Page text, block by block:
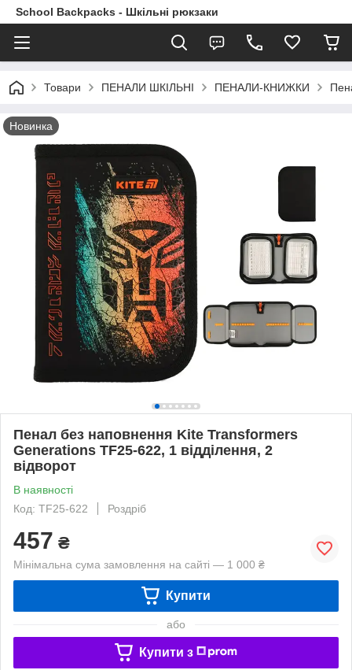
School Backpacks - Шкільні рюкзаки
Товари ПЕНАЛИ ШКІЛЬНІ ПЕНАЛИ-КНИЖКИ
Новинка
Пенал без наповнення Kite Transformers
Generations TF25-622, 1 відділення, 2
відворот
В наявності
Код: TF25-622
Роздріб
457 ₴
Мінімальна сума замовлення на сайті — 1 000 ₴
Купити
або
Купити з